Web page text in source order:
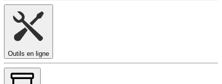
Outils en ligne